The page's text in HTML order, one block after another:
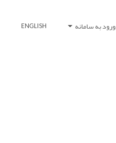
ورود به سامانه ENGLISH